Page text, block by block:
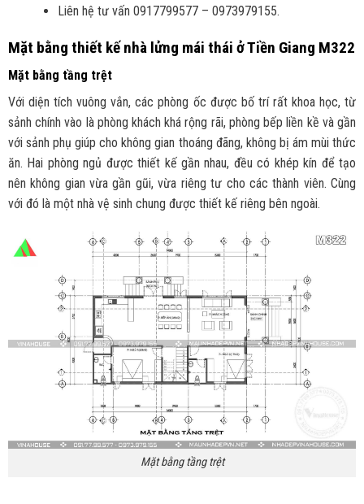
Liên hệ tư vấn 0917799577 – 0973979155.
Mặt bằng thiết kế nhà lửng mái thái ở Tiền Giang M322
Mặt bằng tầng trệt
Với diện tích vuông vắn, các phòng ốc được bố trí rất khoa học, từ
sảnh chính vào là phòng khách khá rộng rãi, phòng bếp liền kề và gần
với sảnh phụ giúp cho không gian thoáng đãng, không bị ám mùi thức
ăn. Hai phòng ngủ được thiết kế gần nhau, đều có khép kín để tạo
nên không gian vừa gần gũi, vừa riêng tư cho các thành viên. Cùng
với đó là một nhà vệ sinh chung được thiết kế riêng bên ngoài.
Mặt bằng tầng trệt